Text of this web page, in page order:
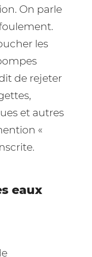
On parle
les
de rejeter
et autres
«
eaux